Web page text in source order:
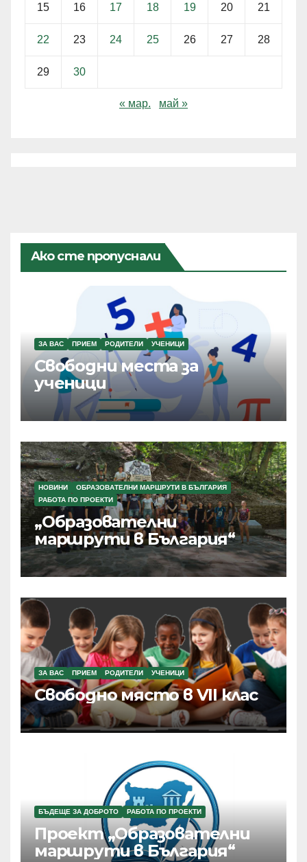
15 16 17 18 19 20 21
22 23 24 25 26 27 28
29 30
« мар. май »
Ако сте пропуснали
ЗА ВАС ПРИЕМ РОДИТЕЛИ УЧЕНИЦИ
Свободни места за
ученици
НОВИНИ
ОБРАЗОВАТЕЛНИ МАРШРУТИ В БЪЛГАРИЯ
РАБОТА ПО ПРОЕКТИ
„Образователни
маршрути в България“
ЗА ВАС ПРИЕМ РОДИТЕЛИ УЧЕНИЦИ
Свободно място в VII клас
БЪДЕЩЕ ЗА ДОБРОТО РАБОТА ПО ПРОЕКТИ
Проект „Образователни
маршрути в България“